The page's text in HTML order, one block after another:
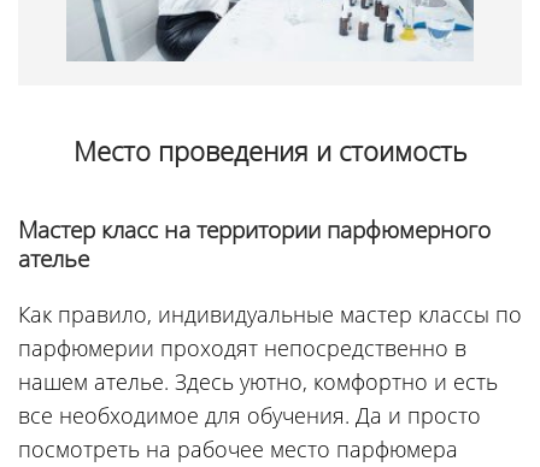
Место проведения и стоимость
Мастер класс на территории парфюмерного
ателье
Как правило, индивидуальные мастер классы по
парфюмерии проходят непосредственно в
нашем ателье. Здесь уютно, комфортно и есть
все необходимое для обучения. Да и просто
посмотреть на рабочее место парфюмера